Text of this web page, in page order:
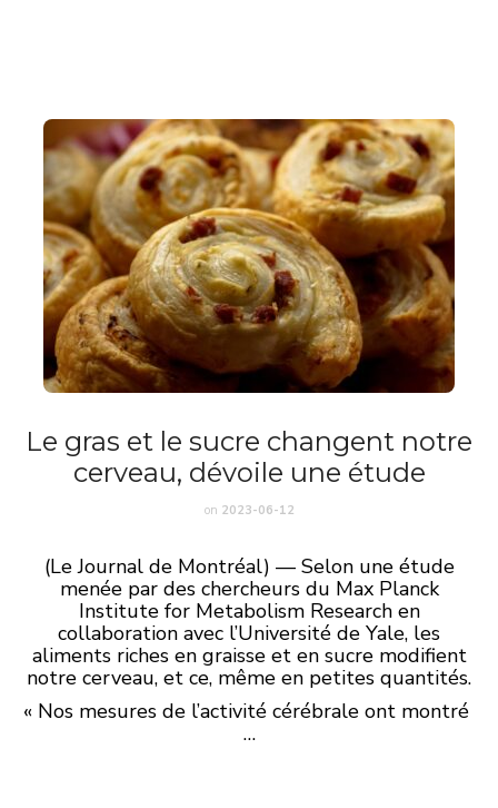
Le gras et le sucre changent notre
cerveau, dévoile une étude
on 2023-06-12
(Le Journal de Montréal) — Selon une étude
menée par des chercheurs du Max Planck
Institute for Metabolism Research en
collaboration avec l’Université de Yale, les
aliments riches en graisse et en sucre modifient
notre cerveau, et ce, même en petites quantités.
« Nos mesures de l’activité cérébrale ont montré
…